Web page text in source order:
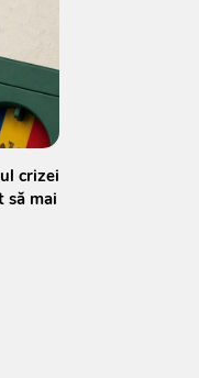
crizei
să mai